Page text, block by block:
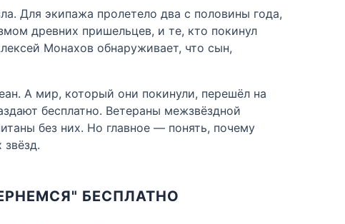
Для экипажа пролетело два с половины года,
древних пришельцев, и те, кто покинул
Монахов обнаруживает, что сын,
А мир, который они покинули, перешёл на
бесплатно. Ветераны межзвёздной
без них. Но главное — понять, почему
БЕСПЛАТНО